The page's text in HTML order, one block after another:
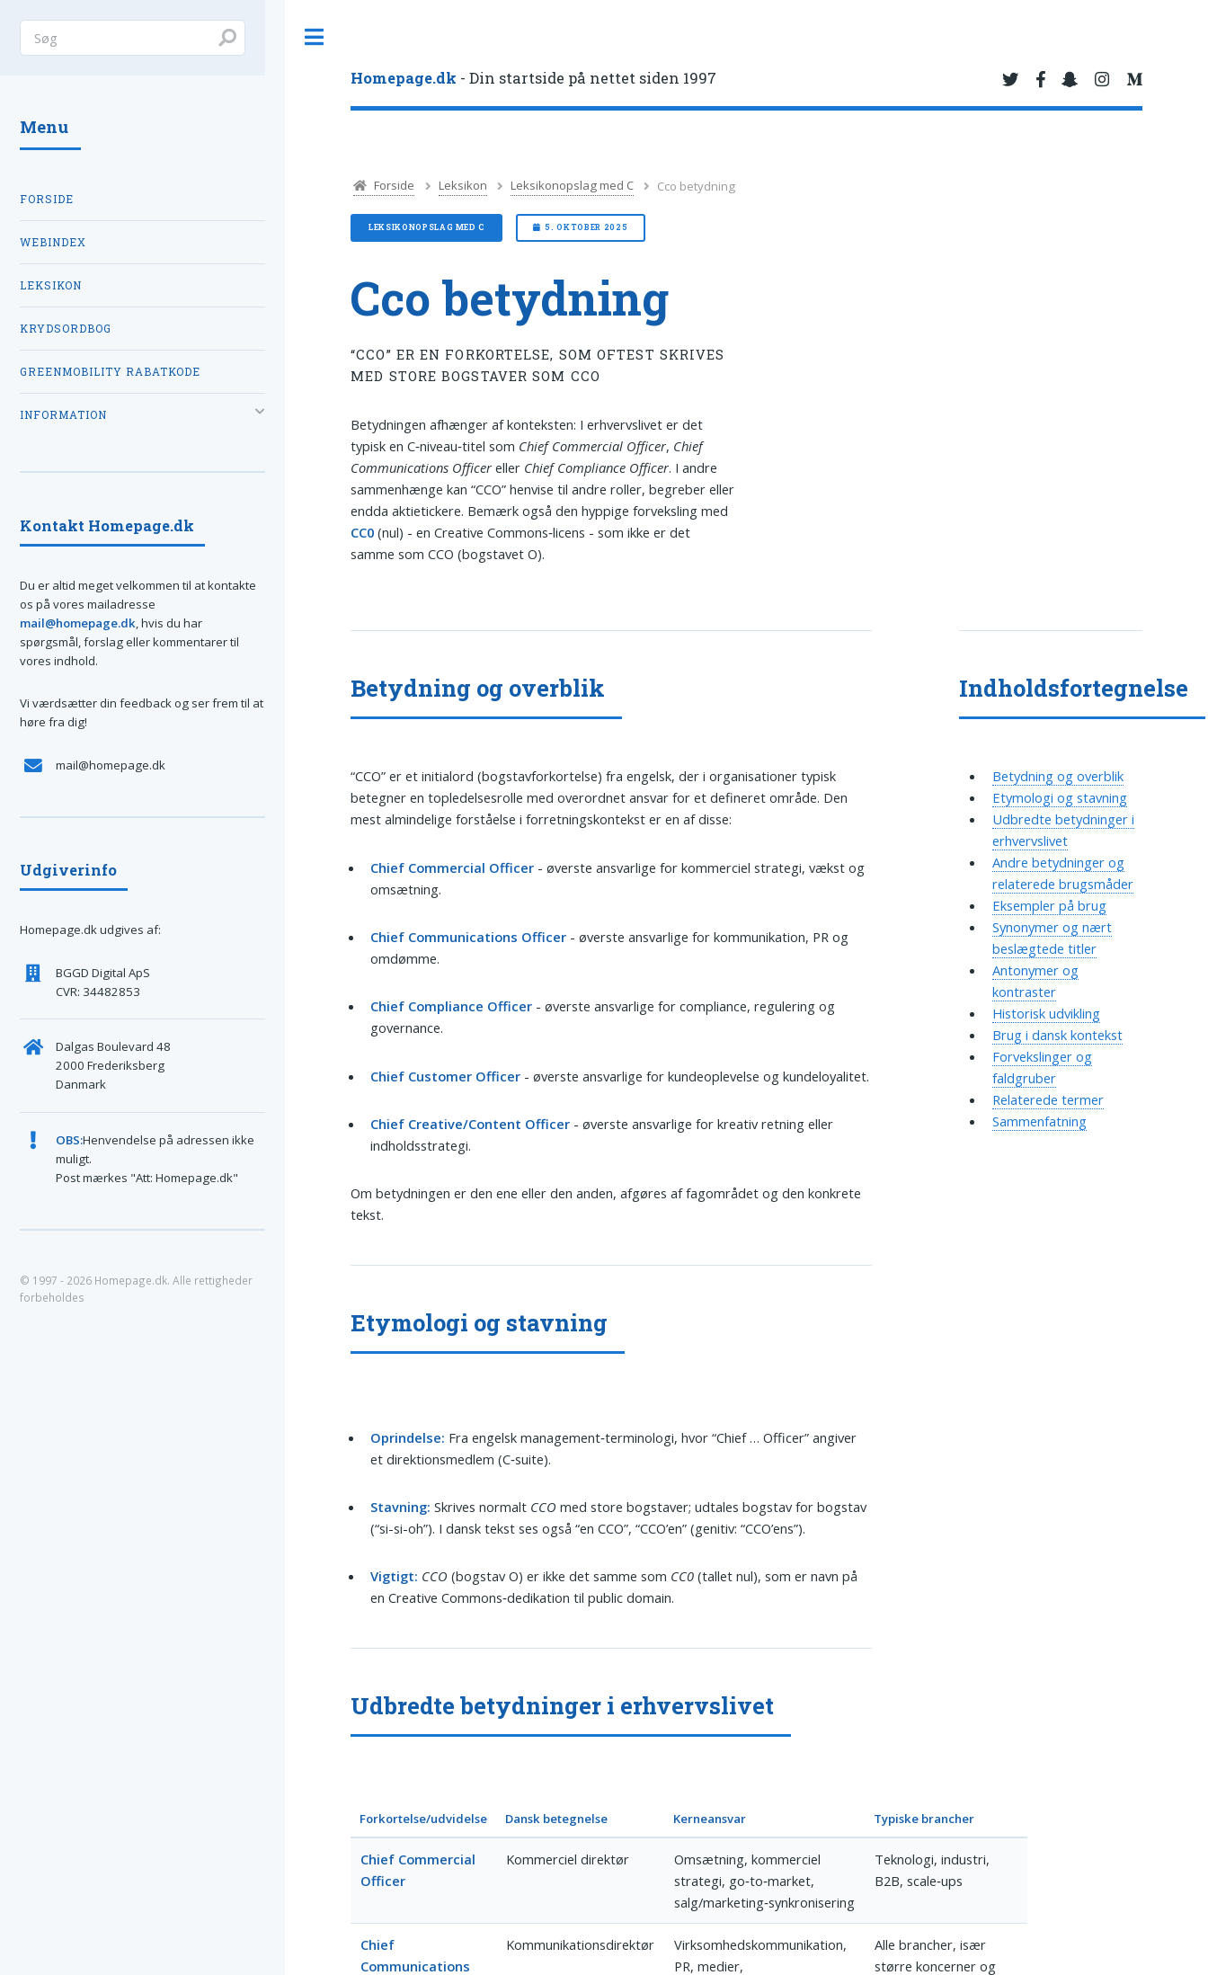
Homepage.dk - Din startside på nettet siden 1997
Forside Leksikon Leksikonopslag med C Cco betydning
LEKSIKONOPSLAG MED C 5. OKTOBER 2025
Cco betydning
“CCO” ER EN FORKORTELSE, SOM OFTEST SKRIVES
MED STORE BOGSTAVER SOM CCO
Betydningen afhænger af konteksten: I erhvervslivet er det
typisk en C‑niveau‑titel som Chief Commercial Officer, Chief
Communications Officer eller Chief Compliance Officer. I andre
sammenhænge kan “CCO” henvise til andre roller, begreber eller
endda aktietickere. Bemærk også den hyppige forveksling med
CC0 (nul) - en Creative Commons‑licens - som ikke er det
samme som CCO (bogstavet O).
Betydning og overblik
“CCO” er et initialord (bogstavforkortelse) fra engelsk, der i organisationer typisk
betegner en topledelsesrolle med overordnet ansvar for et defineret område. Den
mest almindelige forståelse i forretningskontekst er en af disse:
Chief Commercial Officer - øverste ansvarlige for kommerciel strategi, vækst og
omsætning.
Chief Communications Officer - øverste ansvarlige for kommunikation, PR og
omdømme.
Chief Compliance Officer - øverste ansvarlige for compliance, regulering og
governance.
Chief Customer Officer - øverste ansvarlige for kundeoplevelse og kundeloyalitet.
Chief Creative/Content Officer - øverste ansvarlige for kreativ retning eller
indholdsstrategi.
Om betydningen er den ene eller den anden, afgøres af fagområdet og den konkrete
tekst.
Etymologi og stavning
Oprindelse: Fra engelsk management‑terminologi, hvor “Chief … Officer” angiver
et direktionsmedlem (C‑suite).
Stavning: Skrives normalt CCO med store bogstaver; udtales bogstav for bogstav
(“si-si-oh”). I dansk tekst ses også “en CCO”, “CCO’en” (genitiv: “CCO’ens”).
Vigtigt: CCO (bogstav O) er ikke det samme som CC0 (tallet nul), som er navn på
en Creative Commons‑dedikation til public domain.
Udbredte betydninger i erhvervslivet
Forkortelse/udvidelse Dansk betegnelse Kerneansvar Typiske brancher
Chief Commercial
Officer
Kommerciel direktør
Omsætning, kommerciel
strategi, go‑to‑market,
salg/marketing‑synkronisering
Teknologi, industri,
B2B, scale‑ups
Chief
Communications
Kommunikationsdirektør
Virksomhedskommunikation,
PR, medier,
Alle brancher, især
større koncerner og
Indholdsfortegnelse
Betydning og overblik
Etymologi og stavning
Udbredte betydninger i
erhvervslivet
Andre betydninger og
relaterede brugsmåder
Eksempler på brug
Synonymer og nært
beslægtede titler
Antonymer og
kontraster
Historisk udvikling
Brug i dansk kontekst
Forvekslinger og
faldgruber
Relaterede termer
Sammenfatning
Menu
FORSIDE
WEBINDEX
LEKSIKON
KRYDSORDBOG
GREENMOBILITY RABATKODE
INFORMATION
Kontakt Homepage.dk
Du er altid meget velkommen til at kontakte
os på vores mailadresse
mail@homepage.dk, hvis du har
spørgsmål, forslag eller kommentarer til
vores indhold.
Vi værdsætter din feedback og ser frem til at
høre fra dig!
mail@homepage.dk
Udgiverinfo
Homepage.dk udgives af:
BGGD Digital ApS
CVR: 34482853
Dalgas Boulevard 48
2000 Frederiksberg
Danmark
OBS:Henvendelse på adressen ikke
muligt.
Post mærkes "Att: Homepage.dk"
© 1997 - 2026 Homepage.dk. Alle rettigheder
forbeholdes